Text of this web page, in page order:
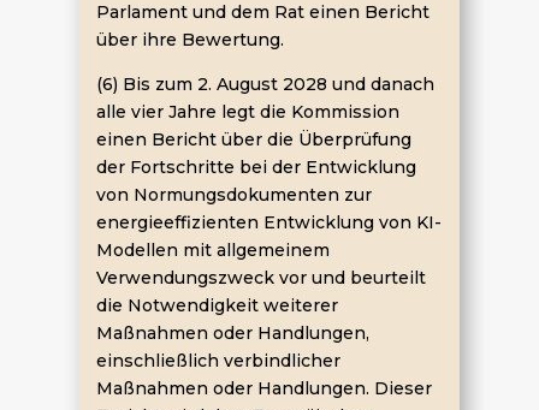
Parlament und dem Rat einen Bericht
über ihre Bewertung.
(6) Bis zum 2. August 2028 und danach
alle vier Jahre legt die Kommission
einen Bericht über die Überprüfung
der Fortschritte bei der Entwicklung
von Normungsdokumenten zur
energieeffizienten Entwicklung von KI-
Modellen mit allgemeinem
Verwendungszweck vor und beurteilt
die Notwendigkeit weiterer
Maßnahmen oder Handlungen,
einschließlich verbindlicher
Maßnahmen oder Handlungen. Dieser